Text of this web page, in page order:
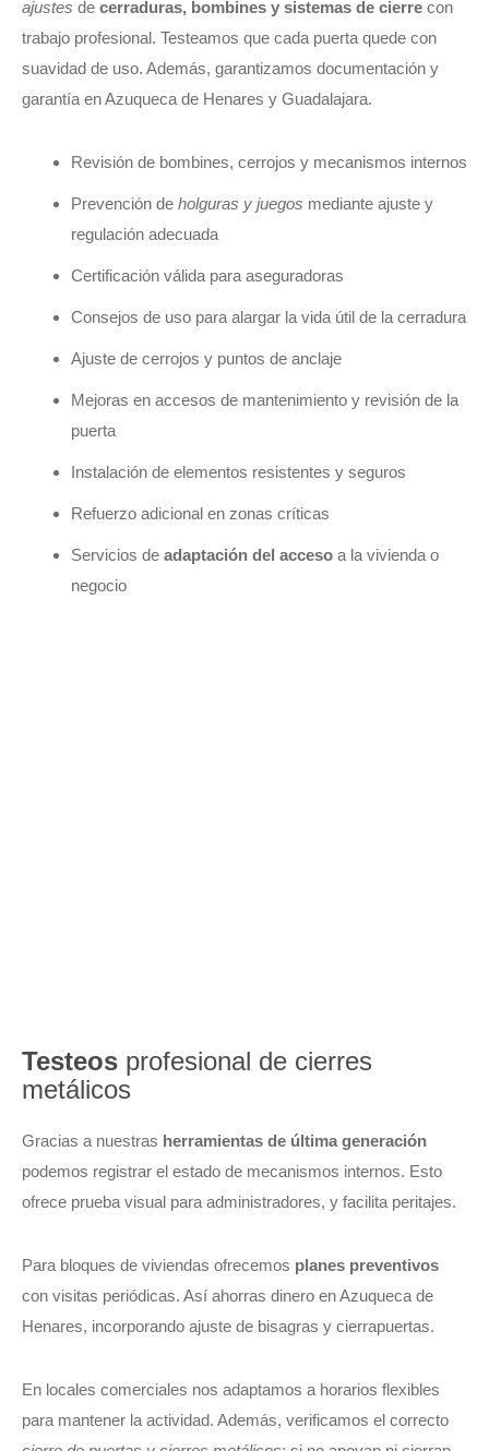
ajustes de cerraduras, bombines y sistemas de cierre con
trabajo profesional. Testeamos que cada puerta quede con
suavidad de uso. Además, garantizamos documentación y
garantía en Azuqueca de Henares y Guadalajara.
Revisión de bombines, cerrojos y mecanismos internos
Prevención de holguras y juegos mediante ajuste y
regulación adecuada
Certificación válida para aseguradoras
Consejos de uso para alargar la vida útil de la cerradura
Ajuste de cerrojos y puntos de anclaje
Mejoras en accesos de mantenimiento y revisión de la
puerta
Instalación de elementos resistentes y seguros
Refuerzo adicional en zonas críticas
Servicios de adaptación del acceso a la vivienda o
negocio
Testeos profesional de cierres
metálicos
Gracias a nuestras herramientas de última generación
podemos registrar el estado de mecanismos internos. Esto
ofrece prueba visual para administradores, y facilita peritajes.
Para bloques de viviendas ofrecemos planes preventivos
con visitas periódicas. Así ahorras dinero en Azuqueca de
Henares, incorporando ajuste de bisagras y cierrapuertas.
En locales comerciales nos adaptamos a horarios flexibles
para mantener la actividad. Además, verificamos el correcto